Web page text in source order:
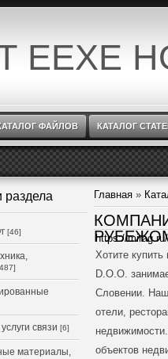
EEXE
ФАЙЛОВ КАТАЛОГ
раздела
[46]
связи [6]
материалы,
Главная »
https://mirag.ru/
Хотите
D.O.O.
Словении.
отели,
объектов